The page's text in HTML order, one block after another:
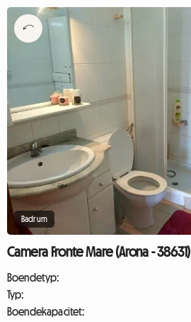
Badrum
Camera Fronte Mare (Arona - 38631)
Boendetyp:
Typ:
Boendekapacitet: